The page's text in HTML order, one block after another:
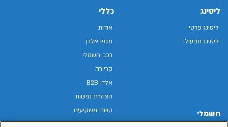
ליסינג
ליסינג פרטי
ליסינג תפעולי
חשמלי
כללי
אודות
מגזין אלדן
רכב חשמלי
קריירה
אלדן B2B
הצהרת נגישות
קשרי משקיעים
מפת האתר